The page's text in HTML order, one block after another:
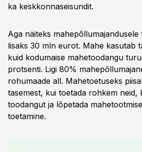
ka keskkonnaseisundit.
Aga näiteks
lisaks 30 mln eurot. Mahe kasutab
kuid kodumaise mahetoodangu
protsenti. Ligi 80%
rohumaade all. Mahetoetuseks
tasemest, kui toetada rohkem neid,
toodangut ja lõpetada
toetamine.